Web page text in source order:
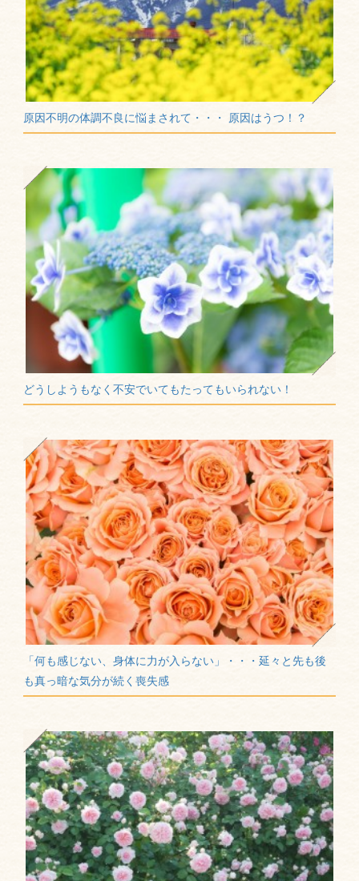
原因不明の体調不良に悩まされて・・・ 原因はうつ！？
どうしようもなく不安でいてもたってもいられない！
「何も感じない、身体に力が入らない」・・・延々と先も後
も真っ暗な気分が続く喪失感